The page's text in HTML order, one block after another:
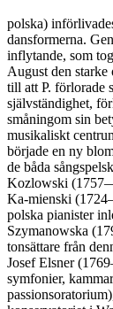
polska)
dansformerna.
inflytande, som
August den
till att P. förlorade
självständighet,
småningom sin
musikaliskt
började en ny
de båda
Kozlowski
Ka-mienski
polska pianister
Szymanowska
tonsättare från
Josef Elsner
symfonier,